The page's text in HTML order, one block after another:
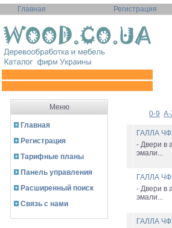
Главная Регистрация
Меню
Главная
Регистрация
Тарифные планы
Панель управления
Расширенный поиск
Связь с нами
0-9 A-
ГАЛЛА ЧФ
- Двери в
эмали...
ГАЛЛА ЧФ
- Двери в
эмали...
ГАЛЛА ЧФ